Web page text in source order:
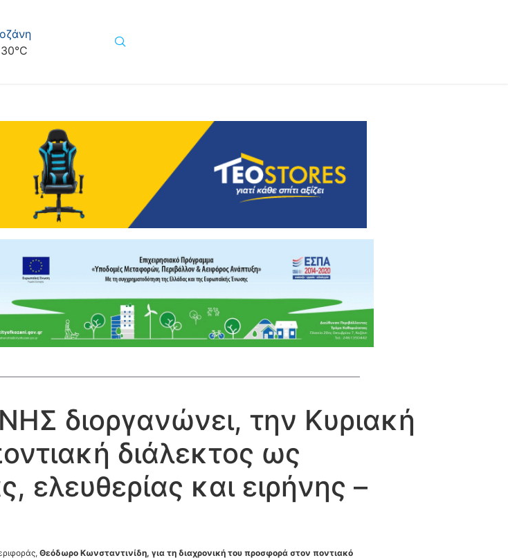
30°C
διοργανώνει, την Κυριακή
διάλεκτος ως
ελευθερίας και ειρήνης –
Θεόδωρο Κωνσταντινίδη, για τη διαχρονική του προσφορά στον ποντιακό